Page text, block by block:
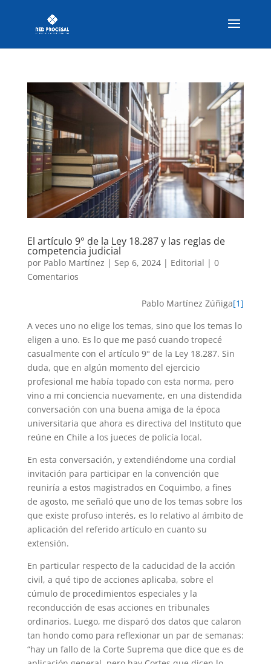
El artículo 9° de la Ley 18.287 y las reglas de
competencia judicial
por Pablo Martínez | Sep 6, 2024| Editorial | 0
Comentarios
Pablo Martínez Zúñiga[1]
A veces uno no elige los temas, sino que los temas lo
eligen a uno. Es lo que me pasó cuando tropecé
casualmente con el artículo 9° de la Ley 18.287. Sin
duda, que en algún momento del ejercicio
profesional me había topado con esta norma, pero
vino a mi conciencia nuevamente, en una distendida
conversación con una buena amiga de la época
universitaria que ahora es directiva del Instituto que
reúne en Chile a los jueces de policía local.
En esta conversación, y extendiéndome una cordial
invitación para participar en la convención que
reuniría a estos magistrados en Coquimbo, a fines
de agosto, me señaló que uno de los temas sobre los
que existe profuso interés, es lo relativo al ámbito de
aplicación del referido artículo en cuanto su
extensión.
En particular respecto de la caducidad de la acción
civil, a qué tipo de acciones aplicaba, sobre el
cúmulo de procedimientos especiales y la
reconducción de esas acciones en tribunales
ordinarios. Luego, me disparó dos datos que calaron
tan hondo como para reflexionar un par de semanas:
“hay un fallo de la Corte Suprema que dice que es de